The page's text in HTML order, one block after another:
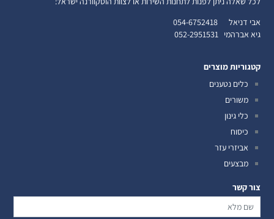
אבי דניאל 054-6752418
גיא אברהמי 052-2951531
קטגוריות מוצרים
כלים נטענים
משורים
כלי גינון
כיסוח
אביזרי עזר
מבצעים
צור קשר